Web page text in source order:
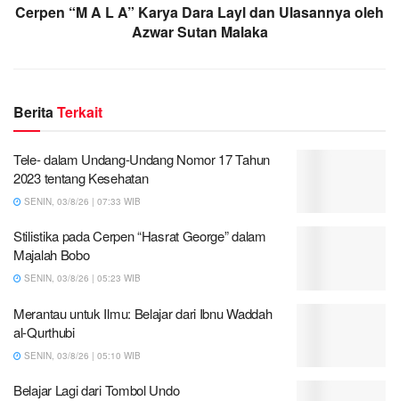
Cerpen “M A L A” Karya Dara Layl dan Ulasannya oleh
Azwar Sutan Malaka
BeritaTerkait
Tele- dalam Undang-Undang Nomor 17 Tahun
2023 tentang Kesehatan
SENIN, 03/8/26 | 07:33 WIB
Stilistika pada Cerpen “Hasrat George” dalam
Majalah Bobo
SENIN, 03/8/26 | 05:23 WIB
Merantau untuk Ilmu: Belajar dari Ibnu Waddah
al-Qurthubi
SENIN, 03/8/26 | 05:10 WIB
Belajar Lagi dari Tombol Undo